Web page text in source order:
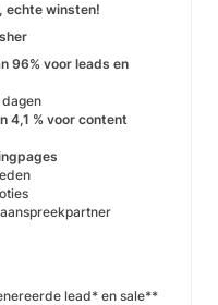
echte winsten!
96% voor leads en
4,1 % voor content
lead* en sale**